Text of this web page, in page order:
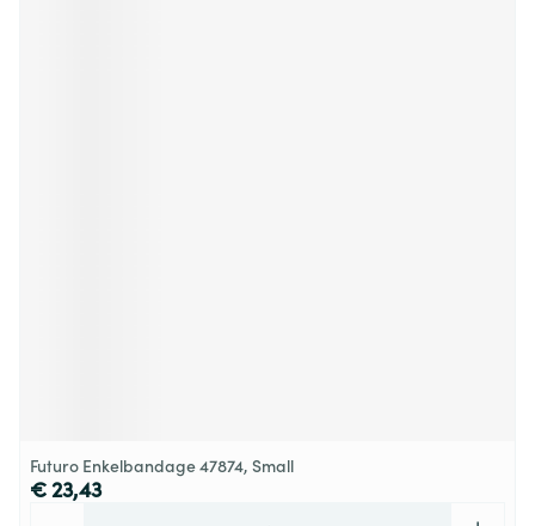
Futuro Enkelbandage 47874, Small
€ 23,43